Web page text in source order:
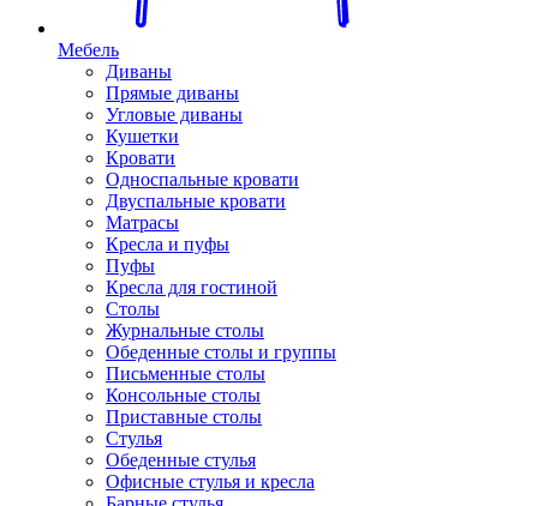
Мебель
Диваны
Прямые диваны
Угловые диваны
Кушетки
Кровати
Односпальные кровати
Двуспальные кровати
Матрасы
Кресла и пуфы
Пуфы
Кресла для гостиной
Столы
Журнальные столы
Обеденные столы и группы
Письменные столы
Консольные столы
Приставные столы
Стулья
Обеденные стулья
Офисные стулья и кресла